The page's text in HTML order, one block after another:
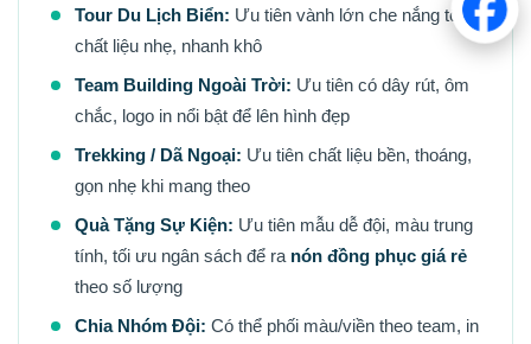
Tour Du Lịch Biển: Ưu tiên vành lớn che nắng tốt,
chất liệu nhẹ, nhanh khô
Team Building Ngoài Trời: Ưu tiên có dây rút, ôm
chắc, logo in nổi bật để lên hình đẹp
Trekking / Dã Ngoại: Ưu tiên chất liệu bền, thoáng,
gọn nhẹ khi mang theo
Quà Tặng Sự Kiện: Ưu tiên mẫu dễ đội, màu trung
tính, tối ưu ngân sách để ra nón đồng phục giá rẻ
theo số lượng
Chia Nhóm Đội: Có thể phối màu/viền theo team, in